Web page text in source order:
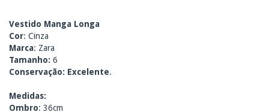
Vestido Manga Longa
Cor: Cinza
Marca: Zara
Tamanho: 6
Conservação: Excelente.
Medidas:
Ombro: 36cm